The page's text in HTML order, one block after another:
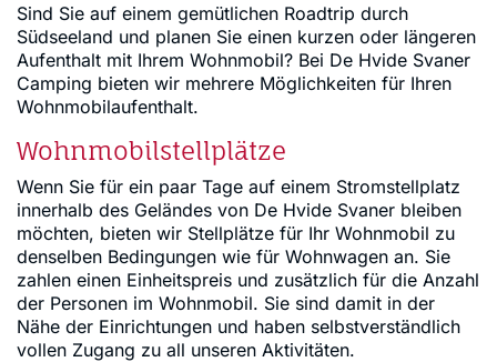
Sind Sie auf einem gemütlichen Roadtrip durch
Südseeland und planen Sie einen kurzen oder längeren
Aufenthalt mit Ihrem Wohnmobil? Bei De Hvide Svaner
Camping bieten wir mehrere Möglichkeiten für Ihren
Wohnmobilaufenthalt.
Wohnmobilstellplätze
Wenn Sie für ein paar Tage auf einem Stromstellplatz
innerhalb des Geländes von De Hvide Svaner bleiben
möchten, bieten wir Stellplätze für Ihr Wohnmobil zu
denselben Bedingungen wie für Wohnwagen an. Sie
zahlen einen Einheitspreis und zusätzlich für die Anzahl
der Personen im Wohnmobil. Sie sind damit in der
Nähe der Einrichtungen und haben selbstverständlich
vollen Zugang zu all unseren Aktivitäten.